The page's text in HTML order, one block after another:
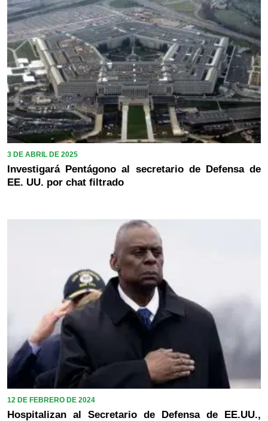
3 DE ABRIL DE 2025
Investigará Pentágono al secretario de Defensa de
EE. UU. por chat filtrado
12 DE FEBRERO DE 2024
Hospitalizan al Secretario de Defensa de EE.UU.,